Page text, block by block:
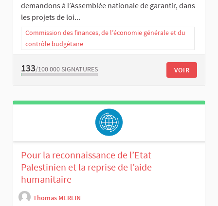
demandons à l’Assemblée nationale de garantir, dans
les projets de loi...
Commission des finances, de l’économie générale et du
contrôle budgétaire
133/100 000 SIGNATURES VOIR
Pour la reconnaissance de l’Etat
Palestinien et la reprise de l’aide
humanitaire
Thomas MERLIN